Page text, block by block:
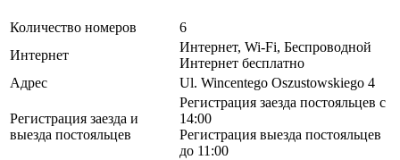
Количество номеров
6
Интернет
Интернет, Wi-Fi, Беспроводной
Интернет бесплатно
Адрес
Ul. Wincentego Oszustowskiego 4
Регистрация заезда и
выезда постояльцев
Регистрация заезда постояльцев с
14:00
Регистрация выезда постояльцев
до 11:00